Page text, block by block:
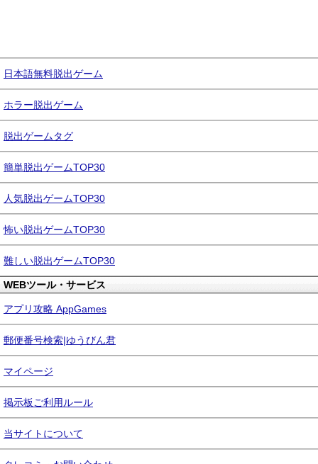
日本語無料脱出ゲーム
ホラー脱出ゲーム
脱出ゲームタグ
簡単脱出ゲームTOP30
人気脱出ゲームTOP30
怖い脱出ゲームTOP30
難しい脱出ゲームTOP30
WEBツール・サービス
アプリ攻略 AppGames
郵便番号検索|ゆうびん君
マイページ
掲示板ご利用ルール
当サイトについて